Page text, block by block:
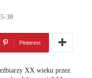
30
Pinterest
XX wieku przez